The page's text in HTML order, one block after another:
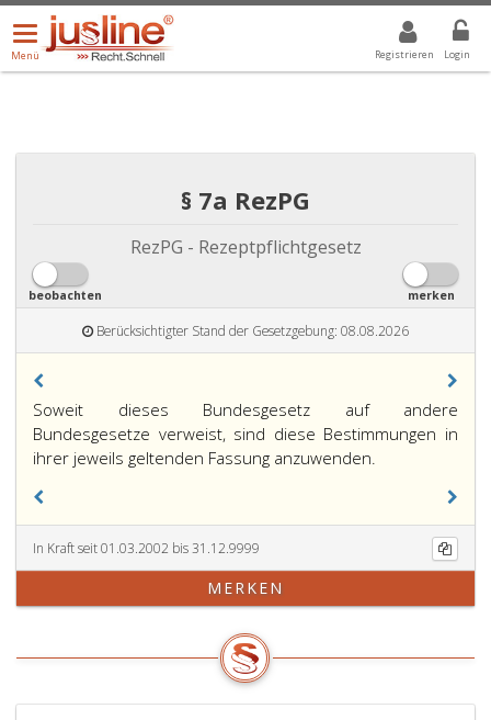
Registrieren Login
Menü
öffnen/schließen
Menü
ALLE DROPDOWN: GEWÄHLTER WERT IST ALLE
§ 7a RezPG
RezPG - Rezeptpflichtgesetz
beobachten merken
Berücksichtigter Stand der Gesetzgebung: 08.08.2026
Paragraph
7
a,
Soweit dieses Bundesgesetz auf andere
Bundesgesetze verweist, sind diese Bestimmungen in
ihrer jeweils geltenden Fassung anzuwenden.
In Kraft seit 01.03.2002 bis 31.12.9999
MERKEN